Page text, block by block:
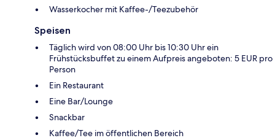
Wasserkocher mit Kaffee-/Teezubehör
Speisen
Täglich wird von 08:00 Uhr bis 10:30 Uhr ein
Frühstücksbuffet zu einem Aufpreis angeboten: 5 EUR pro
Person
Ein Restaurant
Eine Bar/Lounge
Snackbar
Kaffee/Tee im öffentlichen Bereich